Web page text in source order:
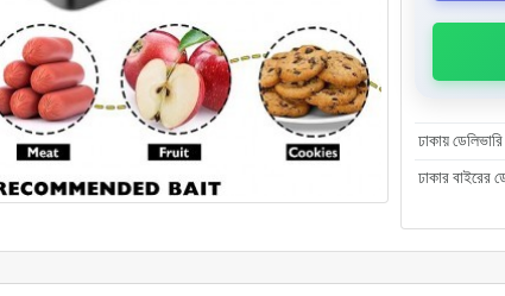
ঢাকায়
ঢাকার বাইরের